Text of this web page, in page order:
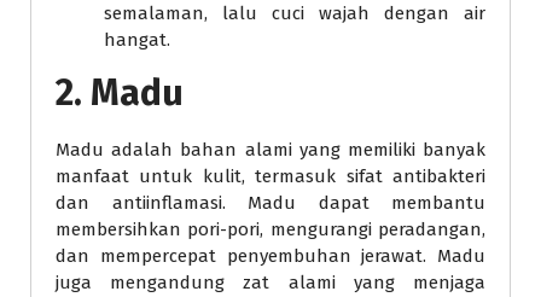
semalaman, lalu cuci wajah dengan air
hangat.
2. Madu
Madu adalah bahan alami yang memiliki banyak
manfaat untuk kulit, termasuk sifat antibakteri
dan antiinflamasi. Madu dapat membantu
membersihkan pori-pori, mengurangi peradangan,
dan mempercepat penyembuhan jerawat. Madu
juga mengandung zat alami yang menjaga